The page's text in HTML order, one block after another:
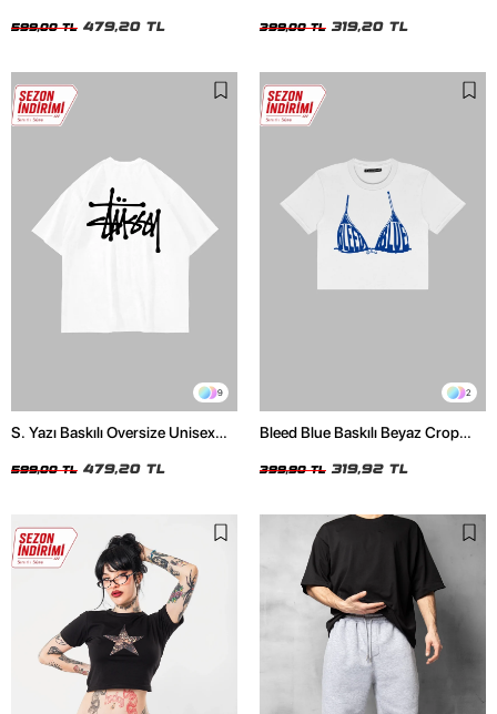
599,00 TL 479,20 TL 399,00 TL 319,20 TL
9
S. Yazı Baskılı Oversize Unisex
599,00 TL 479,20 TL
2
Bleed Blue Baskılı Beyaz Crop
399,90 TL 319,92 TL